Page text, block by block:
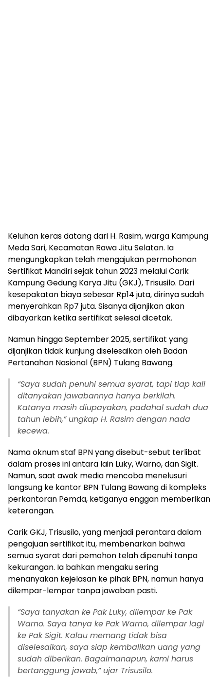
Keluhan keras datang dari H. Rasim, warga Kampung
Meda Sari, Kecamatan Rawa Jitu Selatan. Ia
mengungkapkan telah mengajukan permohonan
Sertifikat Mandiri sejak tahun 2023 melalui Carik
Kampung Gedung Karya Jitu (GKJ), Trisusilo. Dari
kesepakatan biaya sebesar Rp14 juta, dirinya sudah
menyerahkan Rp7 juta. Sisanya dijanjikan akan
dibayarkan ketika sertifikat selesai dicetak.
Namun hingga September 2025, sertifikat yang
dijanjikan tidak kunjung diselesaikan oleh Badan
Pertanahan Nasional (BPN) Tulang Bawang.
“Saya sudah penuhi semua syarat, tapi tiap kali
ditanyakan jawabannya hanya berkilah.
Katanya masih diupayakan, padahal sudah dua
tahun lebih,” ungkap H. Rasim dengan nada
kecewa.
Nama oknum staf BPN yang disebut-sebut terlibat
dalam proses ini antara lain Luky, Warno, dan Sigit.
Namun, saat awak media mencoba menelusuri
langsung ke kantor BPN Tulang Bawang di kompleks
perkantoran Pemda, ketiganya enggan memberikan
keterangan.
Carik GKJ, Trisusilo, yang menjadi perantara dalam
pengajuan sertifikat itu, membenarkan bahwa
semua syarat dari pemohon telah dipenuhi tanpa
kekurangan. Ia bahkan mengaku sering
menanyakan kejelasan ke pihak BPN, namun hanya
dilempar-lempar tanpa jawaban pasti.
“Saya tanyakan ke Pak Luky, dilempar ke Pak
Warno. Saya tanya ke Pak Warno, dilempar lagi
ke Pak Sigit. Kalau memang tidak bisa
diselesaikan, saya siap kembalikan uang yang
sudah diberikan. Bagaimanapun, kami harus
bertanggung jawab,” ujar Trisusilo.